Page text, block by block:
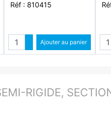
Réf : 810415
Quantité
Augmenter quantité
Diminuer quantité
Ajouter au panier
RIGIDE,